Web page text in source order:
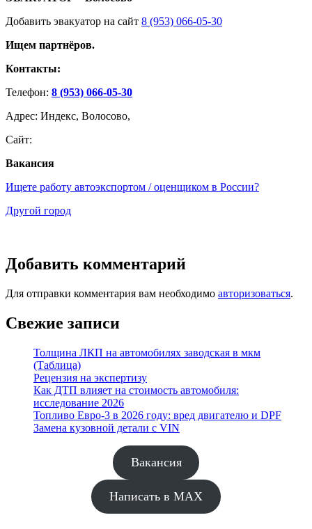
Добавить эвакуатор на сайт 8 (953) 066-05-30
Ищем партнёров.
Контакты:
Телефон: 8 (953) 066-05-30
Адрес: Индекс, Волосово,
Сайт:
Вакансия
Ищете работу автоэкспортом / оценщиком в России?
Другой город
Добавить комментарий
Для отправки комментария вам необходимо авторизоваться.
Свежие записи
Толщина ЛКП на автомобилях заводская в мкм
(Таблица)
Рецензия на экспертизу
Как ДТП влияет на стоимость автомобиля:
исследование 2026
Топливо Евро-3 в 2026 году: вред двигателю и DPF
Замена кузовной детали с VIN
Вакансия
Написать в MAX